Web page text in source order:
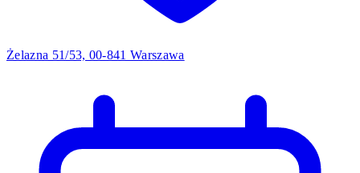
Żelazna 51/53, 00-841 Warszawa